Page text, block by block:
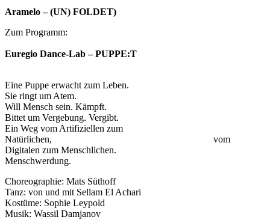
Aramelo – (UN) FOLDET)
Zum Programm:
Euregio Dance-Lab – PUPPE:T
Eine Puppe erwacht zum Leben.
Sie ringt um Atem.
Will Mensch sein. Kämpft.
Bittet um Vergebung. Vergibt.
Ein Weg vom Artifiziellen zum
Natürlichen, vom
Digitalen zum Menschlichen.
Menschwerdung.
Choreographie: Mats Süthoff
Tanz: von und mit Sellam El Achari
Kostüme: Sophie Leypold
Musik: Wassil Damjanov